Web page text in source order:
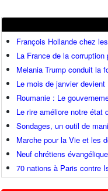
François Hollande chez
La France de la
Melania Trump conduit la
Le mois de janvier
Roumanie : Le
Le rire améliore notre état
Sondages, un outil de
Marche pour la Vie et les
Neuf chrétiens
70 nations à Paris contre